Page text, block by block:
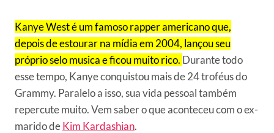
Kanye West é um famoso rapper americano que,
depois de estourar na mídia em 2004, lançou seu
próprio selo musica e ficou muito rico. Durante todo
esse tempo, Kanye conquistou mais de 24 troféus do
Grammy. Paralelo a isso, sua vida pessoal também
repercute muito. Vem saber o que aconteceu com o ex-
marido deKim Kardashian.